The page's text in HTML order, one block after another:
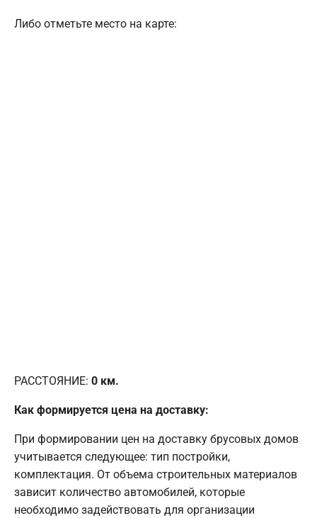
Либо отметьте место на карте:
РАССТОЯНИЕ: 0 км.
Как формируется цена на доставку:
При формировании цен на доставку брусовых домов
учитывается следующее: тип постройки,
комплектация. От объема строительных материалов
зависит количество автомобилей, которые
необходимо задействовать для организации